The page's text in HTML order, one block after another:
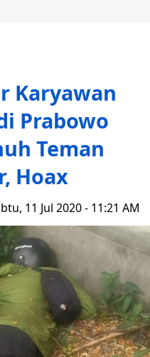
Karyawan
Prabowo
Teman
Hoax
11 Jul 2020 - 11:21 AM